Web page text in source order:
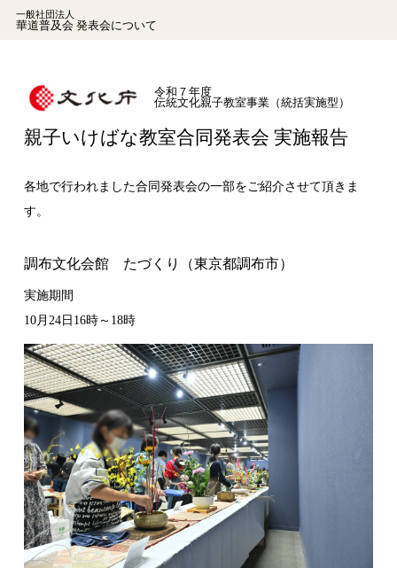
一般社団法人
華道普及会 発表会について
令和７年度
伝統文化親子教室事業（統括実施型）
親子いけばな教室合同発表会 実施報告
各地で行われました合同発表会の一部をご紹介させて頂きま
す。
調布文化会館 たづくり（東京都調布市）
実施期間
10月24日16時～18時